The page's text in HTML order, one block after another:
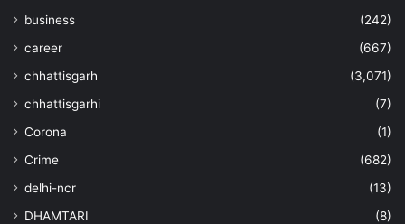
business
(242)
career
(667)
chhattisgarh
(3,071)
chhattisgarhi
(7)
Corona
(1)
Crime
(682)
delhi-ncr
(13)
DHAMTARI
(8)